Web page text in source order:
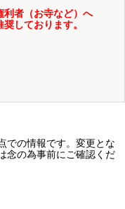
利者（お寺など）へ
しております。
での情報です。変更とな
念の為事前にご確認くだ